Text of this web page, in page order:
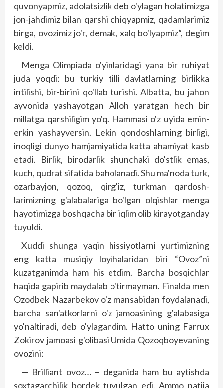
quvonyapmiz, adolatsizlik deb o'ylagan holatimizga
jon-jahdimiz bilan qarshi chiqyapmiz, qadamlarimiz
birga, ovozimiz jo'r, demak, xalq bo'lyapmiz”, degim
keldi.
Menga Olimpiada o'yinlaridagi yana bir ruhiyat
juda yoqdi: bu turkiy tilli davlatlarning birlikka
intilishi, bir-birini qo'llab turishi. Albatta, bu jahon
ayvonida yashayotgan Alloh yaratgan hech bir
millatga qarshiligim yo'q. Hammasi o'z uyi­­da emin-
erkin yashayversin. Lekin qondoshlarning birligi,
inoqligi dunyo hamjamiyatida katta ahamiyat kasb
etadi. Birlik, birodarlik shunchaki do'stlik emas,
kuch, qudrat sifatida baholanadi. Shu ma'noda turk,
ozarbayjon, qozoq, qirg'iz, turkman qardosh­
larimizning g'alabalariga bo'lgan olqishlar menga
hayotimizga boshqacha bir iqlim olib kirayotganday
tuyuldi.
Xuddi shunga yaqin hissiyotlarni yurtimizning
eng katta musiqiy loyihalaridan biri “Ovoz”ni
kuzatganimda ham his etdim. Barcha bosqichlar
haqida gapirib maydalab o'tirmayman. Finalda men
Ozodbek Nazarbekov o'z mansabidan foydalanadi,
barcha san'atkorlarni o'z jamoasining g'alabasiga
yo'naltiradi, deb o'ylagandim. Hatto uning Farrux
Zokirov jamoasi g'olibasi Umida Qozoqboyevaning
ovozini:
— Brilliant ovoz… – deganida ham bu aytishda
soxtagarchilik bordek tuyulgan edi. Ammo natija